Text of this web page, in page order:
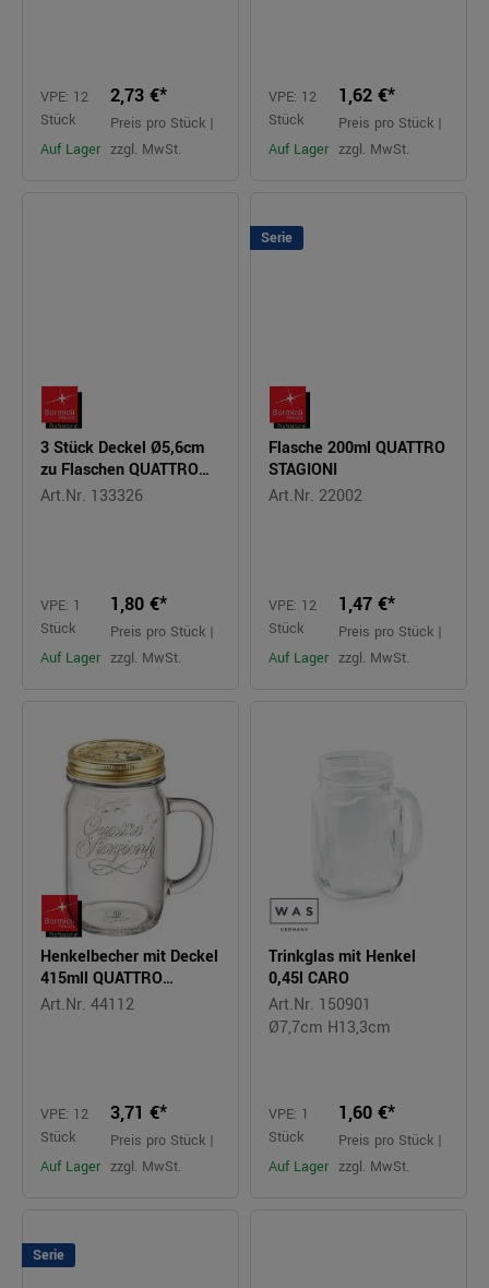
VPE: 12
Stück
Auf Lager
2,73 €*
Preis pro Stück |
zzgl. MwSt.
VPE: 12
Stück
Auf Lager
1,62 €*
Preis pro Stück |
zzgl. MwSt.
3 Stück Deckel Ø5,6cm
zu Flaschen QUATTRO
STAGIONI
Art.Nr. 133326
VPE: 1
Stück
Auf Lager
1,80 €*
Preis pro Stück |
zzgl. MwSt.
Serie
Flasche 200ml QUATTRO
STAGIONI
Art.Nr. 22002
VPE: 12
Stück
Auf Lager
1,47 €*
Preis pro Stück |
zzgl. MwSt.
Henkelbecher mit Deckel
415mll QUATTRO
STAGIONI
Art.Nr. 44112
VPE: 12
Stück
Auf Lager
3,71 €*
Preis pro Stück |
zzgl. MwSt.
Trinkglas mit Henkel
0,45l CARO
Art.Nr. 150901
Ø7,7cm H13,3cm
VPE: 1
Stück
Auf Lager
1,60 €*
Preis pro Stück |
zzgl. MwSt.
Serie